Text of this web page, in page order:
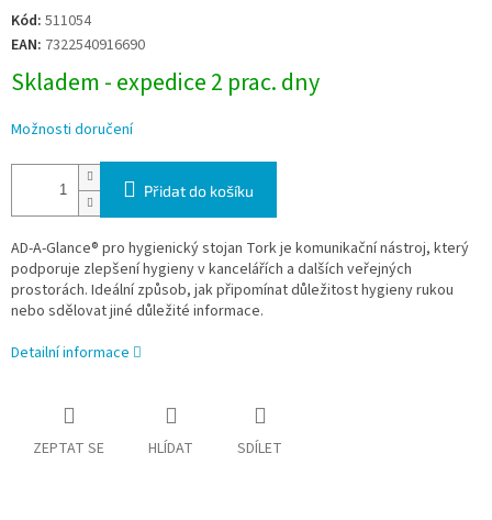
Měrná
cena:
Kód: 511054
EAN: 7322540916690
Skladem - expedice 2 prac. dny
Možnosti doručení
Přidat do košíku
AD-A-Glance® pro hygienický stojan Tork je komunikační nástroj, který
podporuje zlepšení hygieny v kancelářích a dalších veřejných
prostorách. Ideální způsob, jak připomínat důležitost hygieny rukou
nebo sdělovat jiné důležité informace.
Detailní informace
ZEPTAT SE HLÍDAT SDÍLET